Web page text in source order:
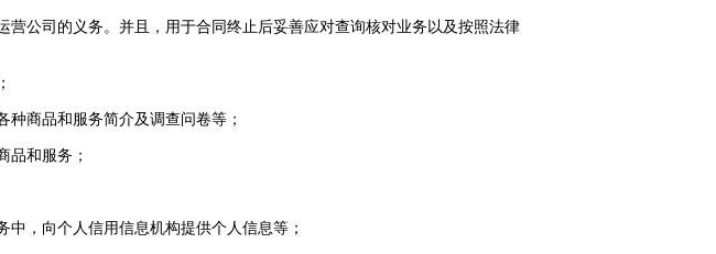
公司的义务。并且，用于合同终止后妥善应对查询核对业务以及按照法律
商品和服务简介及调查问卷等；
品和服务；
，向个人信用信息机构提供个人信息等；